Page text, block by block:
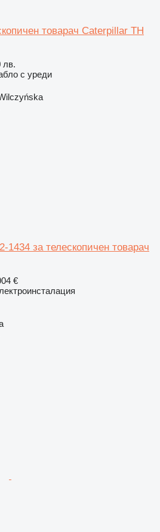
товарач Caterpillar TH
лв.
с уреди
1434 за телескопичен товарач
€